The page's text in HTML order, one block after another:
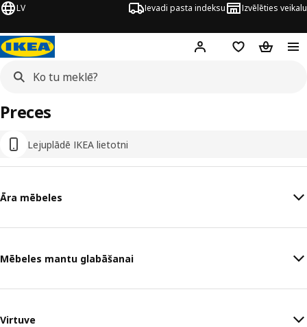
LV Ievadi pasta indeksu Izvēlēties veikalu
Hej! Pierakstīties
PirkumuPirkumu
Lejuplādē IKEA lietotni
Preces
Āra mēbeles
Mēbeles mantu glabāšanai
Virtuve